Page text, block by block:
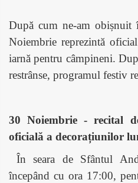
După cum ne-am
Noiembrie reprezintă
iarnă pentru câmpineni.
restrânse, programul festiv
30 Noiembrie - recital
oficială a decorațiunilor
În seara de Sfântul
începând cu ora 17:00,